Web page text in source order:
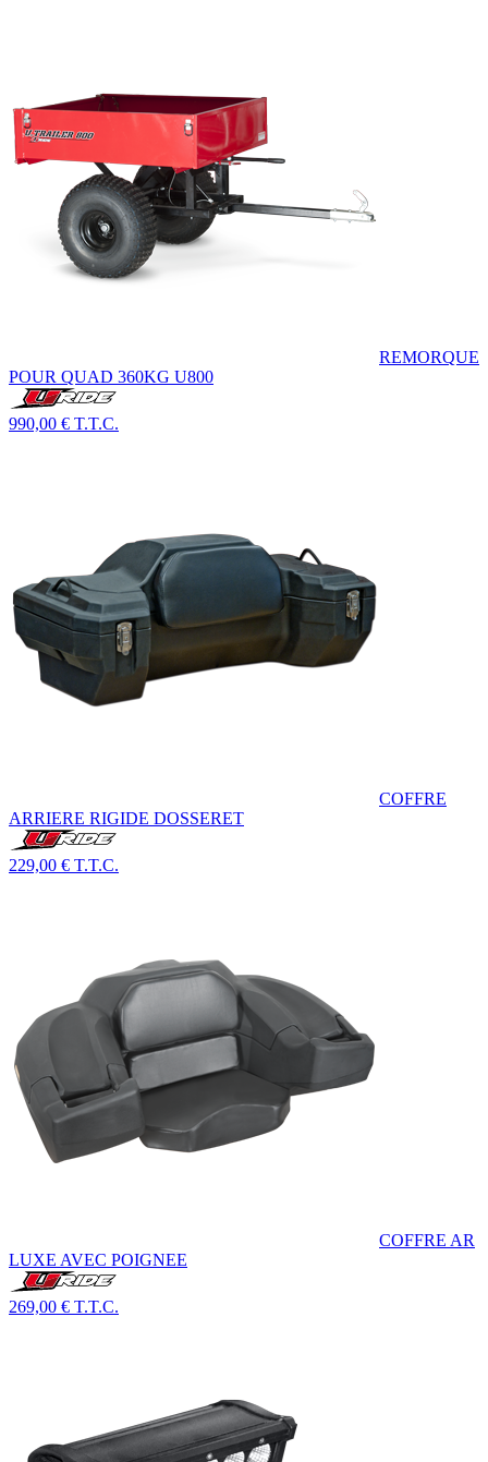
REMORQUE
POUR QUAD 360KG U800
990,00 € T.T.C.
COFFRE
ARRIERE RIGIDE DOSSERET
229,00 € T.T.C.
COFFRE AR
LUXE AVEC POIGNEE
269,00 € T.T.C.